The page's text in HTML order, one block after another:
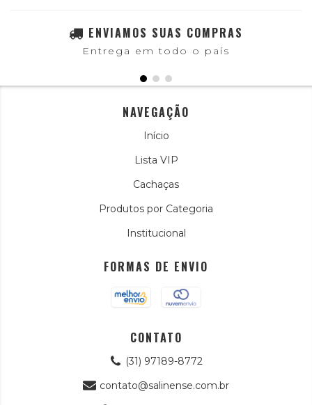
ENVIAMOS SUAS COMPRAS
Entrega em todo o país
NAVEGAÇÃO
Início
Lista VIP
Cachaças
Produtos por Categoria
Institucional
FORMAS DE ENVIO
CONTATO
(31) 97189-8772
contato@salinense.com.br